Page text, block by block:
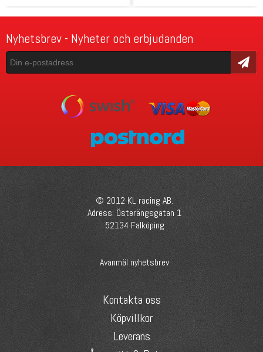
Nyhetsbrev - Nyheter och erbjudanden
Skicka
© 2012 KL racing AB.
Adress: Österängsgatan 1
52134 Falköping
Avanmäl nyhetsbrev
Kontakta oss
Köpvillkor
Leverans